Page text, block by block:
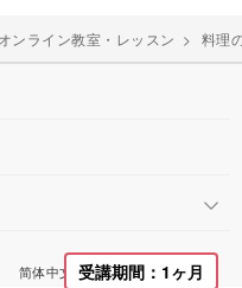
ンライン教室・レッスン > 料理
受講期間：1ヶ月
简体中文 한국어